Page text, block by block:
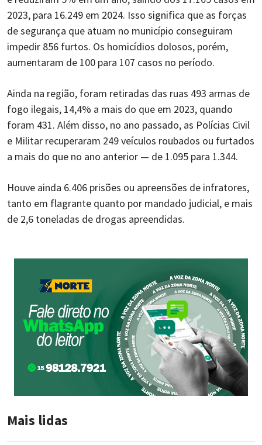
2023, para 16.249 em 2024. Isso significa que as forças
de segurança que atuam no município conseguiram
impedir 856 furtos. Os homicídios dolosos, porém,
aumentaram de 100 para 107 casos no período.
Ainda na região, foram retiradas das ruas 493 armas de
fogo ilegais, 14,4% a mais do que em 2023, quando
foram 431. Além disso, no ano passado, as Polícias Civil
e Militar recuperaram 249 veículos roubados ou furtados
a mais do que no ano anterior — de 1.095 para 1.344.
Houve ainda 6.406 prisões ou apreensões de infratores,
tanto em flagrante quanto por mandado judicial, e mais
de 2,6 toneladas de drogas apreendidas.
Mais lidas